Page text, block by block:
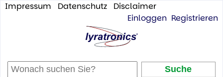
Impressum Datenschutz
Disclaimer
Einloggen Registrieren